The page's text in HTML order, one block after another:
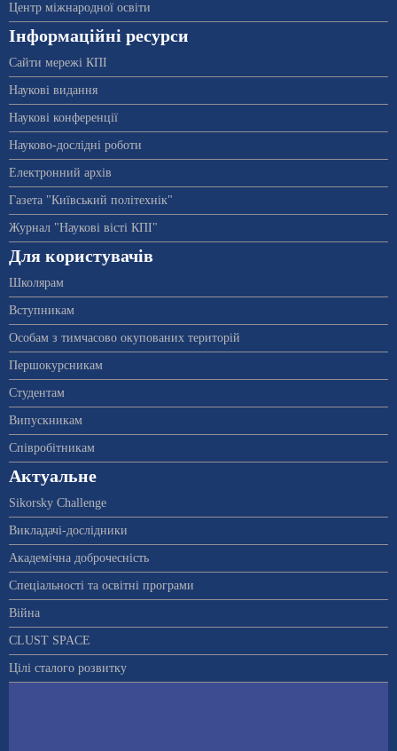
Центр міжнародної освіти
Інформаційні ресурси
Сайти мережі КПІ
Наукові видання
Наукові конференції
Науково-дослідні роботи
Електронний архів
Газета "Київський політехнік"
Журнал "Наукові вісті КПІ"
Для користувачів
Школярам
Вступникам
Особам з тимчасово окупованих територій
Першокурсникам
Студентам
Випускникам
Співробітникам
Актуальне
Sikorsky Challenge
Викладачі-дослідники
Академічна доброчесність
Спеціальності та освітні програми
Війна
CLUST SPACE
Цілі сталого розвитку